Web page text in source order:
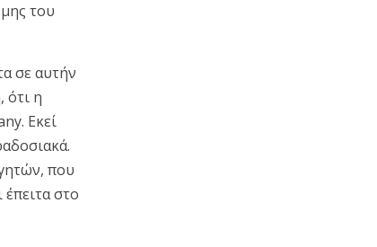
του
σε αυτήν
ότι η
Εκεί
που
στο